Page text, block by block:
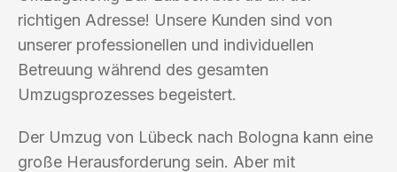
richtigen Adresse! Unsere Kunden sind von
unserer professionellen und individuellen
Betreuung während des gesamten
Umzugsprozesses begeistert.
Der Umzug von Lübeck nach Bologna kann eine
große Herausforderung sein. Aber mit